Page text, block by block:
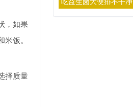
，如果
饭。
择质量
吃益生菌大便排不干净